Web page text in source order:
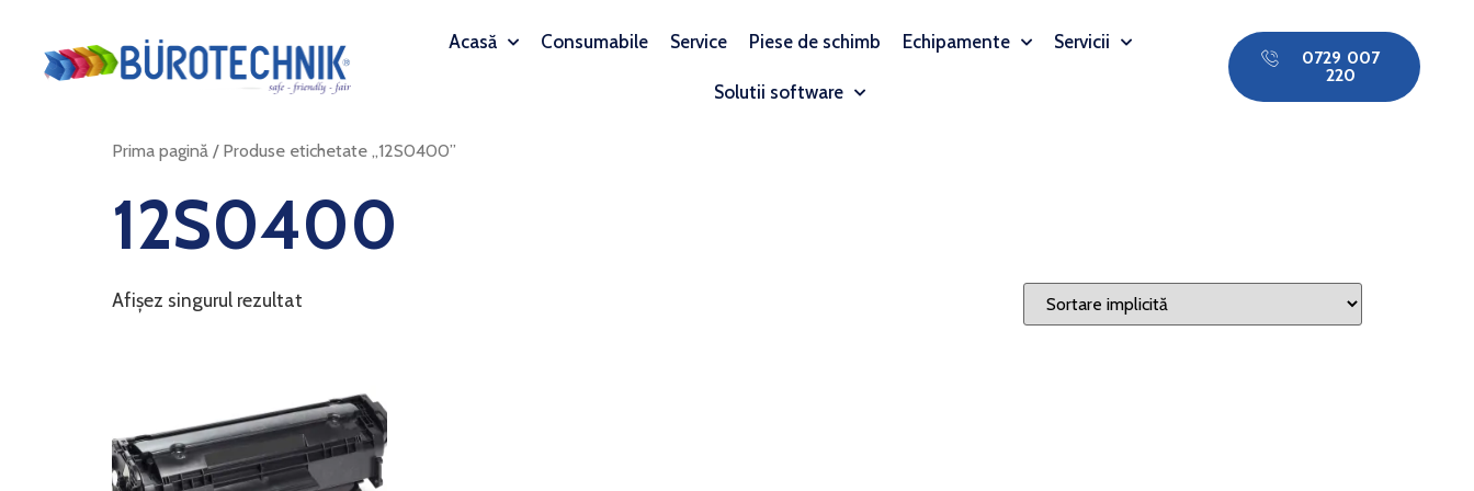
Acasă Consumabile Service Piese de schimb Echipamente Servicii
Solutii software
0729 007
220
Prima pagină / Produse etichetate „12S0400”
12S0400
Afișez singurul rezultat